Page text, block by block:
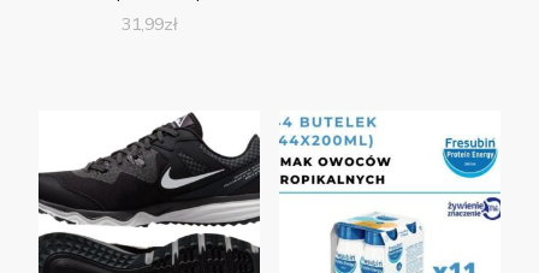
31,99zł